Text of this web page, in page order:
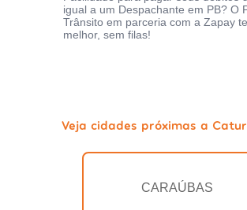
igual a um Despachante em PB? O
Trânsito em parceria com a Zapay
melhor, sem filas!
Veja cidades próximas a
CARAÚBAS